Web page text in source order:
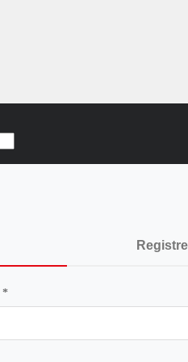
*Obligatoriskt